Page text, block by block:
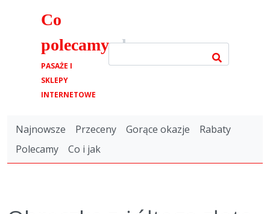
Co
polecamy.pl
PASAŻE I
SKLEPY
INTERNETOWE
Najnowsze Przeceny Gorące okazje
Rabaty
Polecamy
Co i jak